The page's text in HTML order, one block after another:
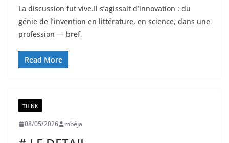
La discussion fut vive.Il s’agissait d’innovation : du
génie de l’invention en littérature, en science, dans une
profession — bref,
Read More
THINK
08/05/2026 mbéja